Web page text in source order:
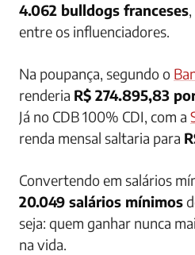
4.062 bulldogs franceses
entre os influenciadores.
Na poupança, segundo o
renderia R$ 274.895,83
Já no CDB 100% CDI, com a
renda mensal saltaria para
Convertendo em salários
20.049 salários mínimos
seja: quem ganhar nunca
na vida.